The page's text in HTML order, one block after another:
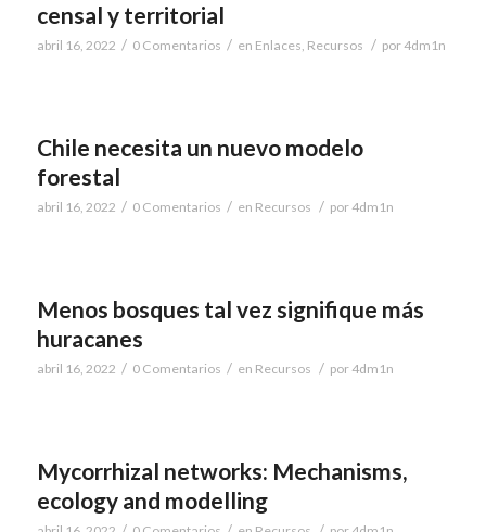
censal y territorial
abril 16, 2022 / 0 Comentarios / en Enlaces, Recursos / por4dm1n
Chile necesita un nuevo modelo
forestal
abril 16, 2022 / 0 Comentarios / en Recursos / por4dm1n
Menos bosques tal vez signifique más
huracanes
abril 16, 2022 / 0 Comentarios / en Recursos / por4dm1n
Mycorrhizal networks: Mechanisms,
ecology and modelling